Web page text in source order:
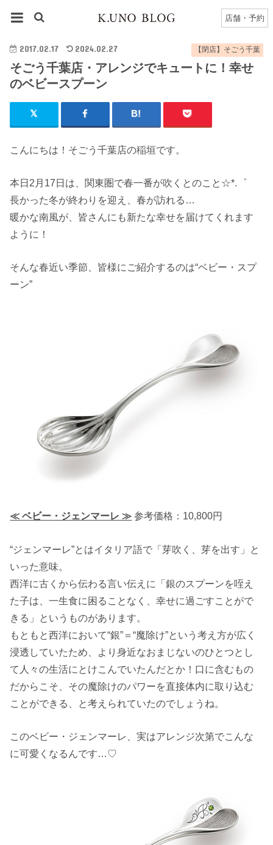
店舗・予約
そごう千葉店・アレンジでキュートに！幸せのベビースプーン
【閉店】そごう千葉
2017.02.17 2024.02.27
そごう千葉店・アレンジでキュートに！幸せ
のベビースプーン
こんにちは！そごう千葉店の稲垣です。
本日2月17日は、関東圏で春一番が吹くとのこと☆*.゜
長かった冬が終わりを迎え、春が訪れる…
暖かな南風が、皆さんにも新たな幸せを届けてくれます
ように！
そんな春近い季節、皆様にご紹介するのは“ベビー・スプ
ーン”
≪ ベビー・ジェンマーレ ≫ 参考価格：10,800円
“ジェンマーレ”とはイタリア語で「芽吹く、芽を出す」と
いった意味。
西洋に古くから伝わる言い伝えに「銀のスプーンを咥え
た子は、一生食に困ることなく、幸せに過ごすことがで
きる」というものがあります。
もともと西洋において“銀”＝“魔除け”という考え方が広く
浸透していたため、より身近なおまじないのひとつとし
て人々の生活にとけこんでいたんだとか！口に含むもの
だからこそ、その魔除けのパワーを直接体内に取り込む
ことができる、と考えられていたのでしょうね。
このベビー・ジェンマーレ、実はアレンジ次第でこんな
に可愛くなるんです…♡